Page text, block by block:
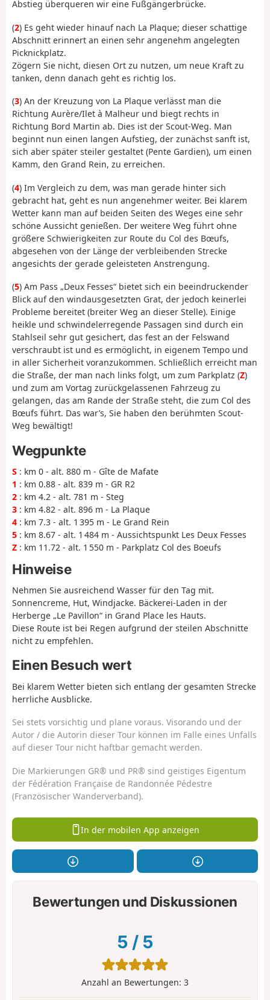
Abstieg überqueren wir eine Fußgängerbrücke.
(2) Es geht wieder hinauf nach La Plaque; dieser schattige
Abschnitt erinnert an einen sehr angenehm angelegten
Picknickplatz.
Zögern Sie nicht, diesen Ort zu nutzen, um neue Kraft zu
tanken, denn danach geht es richtig los.
(3) An der Kreuzung von La Plaque verlässt man die
Richtung Aurère/Ilet à Malheur und biegt rechts in
Richtung Bord Martin ab. Dies ist der Scout-Weg. Man
beginnt nun einen langen Aufstieg, der zunächst sanft ist,
sich aber später steiler gestaltet (Pente Gardien), um einen
Kamm, den Grand Rein, zu erreichen.
(4) Im Vergleich zu dem, was man gerade hinter sich
gebracht hat, geht es nun angenehmer weiter. Bei klarem
Wetter kann man auf beiden Seiten des Weges eine sehr
schöne Aussicht genießen. Der weitere Weg führt ohne
größere Schwierigkeiten zur Route du Col des Bœufs,
abgesehen von der Länge der verbleibenden Strecke
angesichts der gerade geleisteten Anstrengung.
(5) Am Pass „Deux Fesses“ bietet sich ein beeindruckender
Blick auf den windausgesetzten Grat, der jedoch keinerlei
Probleme bereitet (breiter Weg an dieser Stelle). Einige
heikle und schwindelerregende Passagen sind durch ein
Stahlseil sehr gut gesichert, das fest an der Felswand
verschraubt ist und es ermöglicht, in eigenem Tempo und
in aller Sicherheit voranzukommen. Schließlich erreicht man
die Straße, der man nach links folgt, um zum Parkplatz (Z)
und zum am Vortag zurückgelassenen Fahrzeug zu
gelangen, das am Rande der Straße steht, die zum Col des
Bœufs führt. Das war’s, Sie haben den berühmten Scout-
Weg bewältigt!
Wegpunkte
S : km 0 - alt. 880 m - Gîte de Mafate
1 : km 0.88 - alt. 839 m - GR R2
2 : km 4.2 - alt. 781 m - Steg
3 : km 4.82 - alt. 896 m - La Plaque
4 : km 7.3 - alt. 1 395 m - Le Grand Rein
5 : km 8.67 - alt. 1 484 m - Aussichtspunkt Les Deux Fesses
Z : km 11.72 - alt. 1 550 m - Parkplatz Col des Boeufs
Hinweise
Nehmen Sie ausreichend Wasser für den Tag mit.
Sonnencreme, Hut, Windjacke. Bäckerei-Laden in der
Herberge „Le Pavillon“ in Grand Place les Hauts.
Diese Route ist bei Regen aufgrund der steilen Abschnitte
nicht zu empfehlen.
Einen Besuch wert
Bei klarem Wetter bieten sich entlang der gesamten Strecke
herrliche Ausblicke.
Sei stets vorsichtig und plane voraus. Visorando und der
Autor / die Autorin dieser Tour können im Falle eines Unfalls
auf dieser Tour nicht haftbar gemacht werden.
Die Markierungen GR® und PR® sind geistiges Eigentum
der Fédération Française de Randonnée Pédestre
(Französischer Wanderverband).
In der mobilen App anzeigen
Bewertungen und Diskussionen
5 / 5
Anzahl an Bewertungen: 3